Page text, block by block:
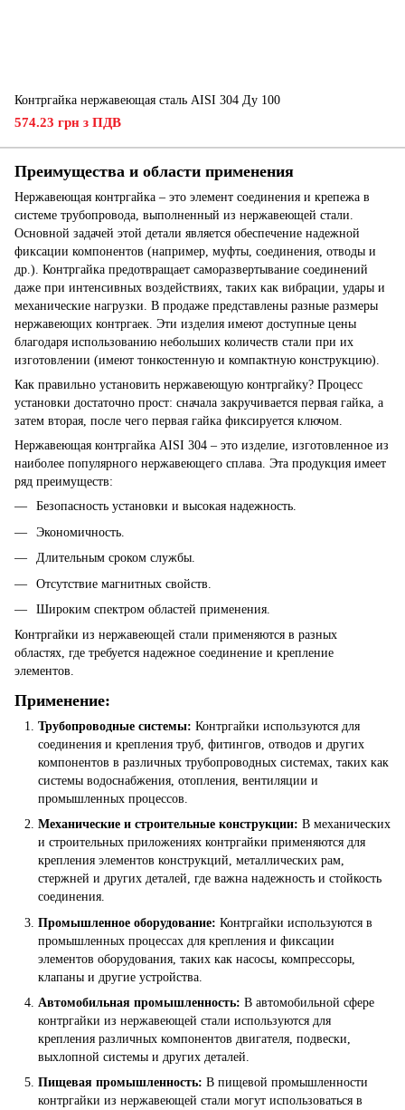
Контргайка нержавеющая сталь AISI 304 Ду 100
574.23 грн з ПДВ
Преимущества и области применения
Нержавеющая контргайка – это элемент соединения и крепежа в
системе трубопровода, выполненный из нержавеющей стали.
Основной задачей этой детали является обеспечение надежной
фиксации компонентов (например, муфты, соединения, отводы и
др.). Контргайка предотвращает саморазвертывание соединений
даже при интенсивных воздействиях, таких как вибрации, удары и
механические нагрузки. В продаже представлены разные размеры
нержавеющих контргаек. Эти изделия имеют доступные цены
благодаря использованию небольших количеств стали при их
изготовлении (имеют тонкостенную и компактную конструкцию).
Как правильно установить нержавеющую контргайку? Процесс
установки достаточно прост: сначала закручивается первая гайка, а
затем вторая, после чего первая гайка фиксируется ключом.
Нержавеющая контргайка AISI 304 – это изделие, изготовленное из
наиболее популярного нержавеющего сплава. Эта продукция имеет
ряд преимуществ:
Безопасность установки и высокая надежность.
Экономичность.
Длительным сроком службы.
Отсутствие магнитных свойств.
Широким спектром областей применения.
Контргайки из нержавеющей стали применяются в разных
областях, где требуется надежное соединение и крепление
элементов.
Применение:
Трубопроводные системы: Контргайки используются для
соединения и крепления труб, фитингов, отводов и других
компонентов в различных трубопроводных системах, таких как
системы водоснабжения, отопления, вентиляции и
промышленных процессов.
Механические и строительные конструкции: В механических
и строительных приложениях контргайки применяются для
крепления элементов конструкций, металлических рам,
стержней и других деталей, где важна надежность и стойкость
соединения.
Промышленное оборудование: Контргайки используются в
промышленных процессах для крепления и фиксации
элементов оборудования, таких как насосы, компрессоры,
клапаны и другие устройства.
Автомобильная промышленность: В автомобильной сфере
контргайки из нержавеющей стали используются для
крепления различных компонентов двигателя, подвески,
выхлопной системы и других деталей.
Пищевая промышленность: В пищевой промышленности
контргайки из нержавеющей стали могут использоваться в